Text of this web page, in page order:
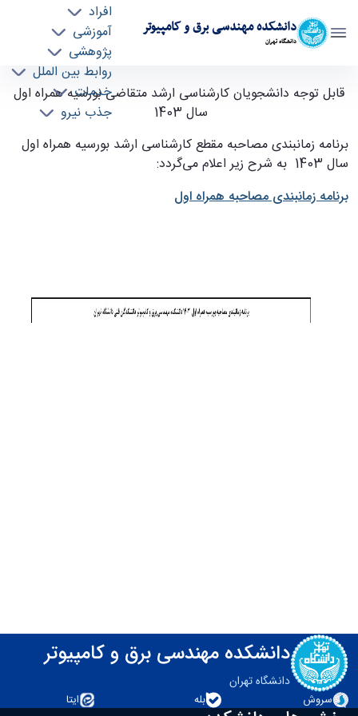
دانشکده مهندسی برق و کامپیوتر
دانشگاه تهران
افراد
آموزشی
پژوهشی
روابط بین الملل
خدمات
جذب نیرو
قابل توجه دانشجویان کارشناسی ارشد متقاضی
بورسیه همراه اول سال 1403 - ece- دانشکده
مهندسی برق و کامپیوتر
قابل توجه دانشجویان کارشناسی ارشد متقاضی بورسیه همراه اول
سال 1403
برنامه زمانبندی مصاحبه مقطع کارشناسی ارشد بورسیه همراه اول
سال 1403 به شرح زیر اعلام می‌گردد
:
برنامه زمانبندی مصاحبه همراه اول
دانشکده مهندسی برق و کامپیوتر
دانشگاه تهران
سروش
بله ایتا